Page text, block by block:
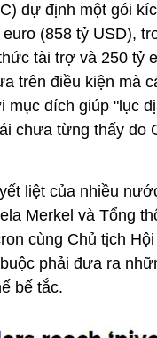
dự định một gói
(858 tỷ USD),
tài trợ và 250 tỷ
trên điều kiện mà
mục đích giúp "lục
chưa từng thấy do
liệt của nhiều
Merkel và Tổng
cùng Chủ tịch
phải đưa ra
bế tắc.